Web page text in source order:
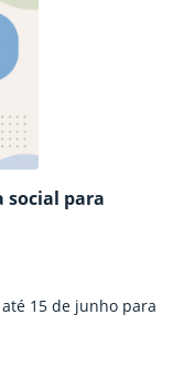
social para
15 de junho para